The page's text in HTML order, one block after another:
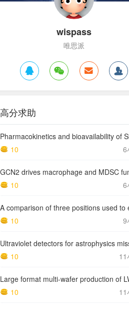
wispass
唯思派
高分求助
10
6
10
6
10
9
10
11
10
11